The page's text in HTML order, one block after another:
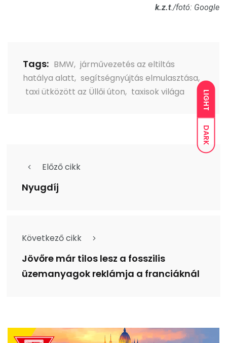
LIGHT
DARK
k.z.t./fotó: Google
Tags: BMW, járművezetés az eltiltás
hatálya alatt, segítségnyújtás elmulasztása,
taxi ütközött az Üllői úton, taxisok világa
Előző cikk
Nyugdíj
Következő cikk
Jövőre már tilos lesz a fosszilis
üzemanyagok reklámja a franciáknál